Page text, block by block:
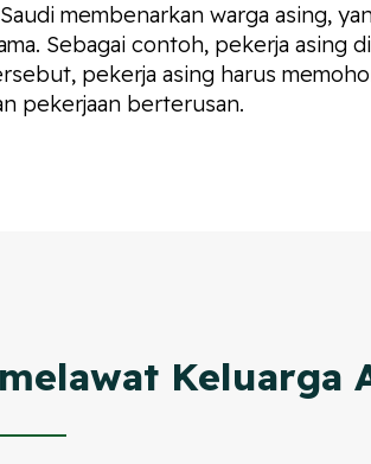
membenarkan warga asing,
Sebagai contoh, pekerja asing
pekerja asing harus
pekerjaan berterusan.
Keluarga